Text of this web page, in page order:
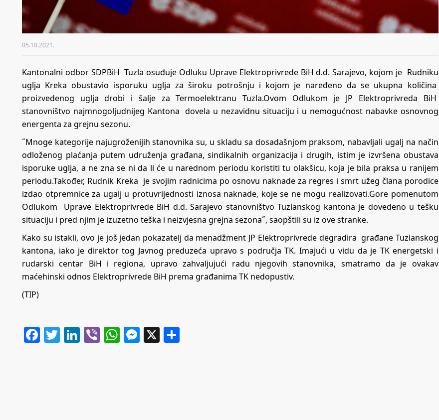
05.10.2021.
Kantonalni odbor SDPBiH Tuzla osuđuje Odluku Uprave Elektroprivrede BiH d.d. Sarajevo, kojom je Rudniku
uglja Kreka obustavio isporuku uglja za široku potrošnju i kojom je naređeno da se ukupna količina
proizvedenog uglja drobi i šalje za Termoelektranu Tuzla.Ovom Odlukom je JP Elektroprivreda BiH
stanovništvo najmnogoljudnijeg Kantona dovela u nezavidnu situaciju i u nemogućnost nabavke osnovnog
energenta za grejnu sezonu.
˝Mnoge kategorije najugroženijih stanovnika su, u skladu sa dosadašnjom praksom, nabavljali ugalj na način
odloženog plaćanja putem udruženja građana, sindikalnih organizacija i drugih, istim je izvršena obustava
isporuke uglja, a ne zna se ni da li će u narednom periodu koristiti tu olakšicu, koja je bila praksa u ranijem
periodu.Također, Rudnik Kreka je svojim radnicima po osnovu naknade za regres i smrt užeg člana porodice
izdao otpremnice za ugalj u protuvrijednosti iznosa naknade, koje se ne mogu realizovati.Gore pomenutom
Odlukom Uprave Elektroprivrede BiH d.d. Sarajevo stanovništvo Tuzlanskog kantona je dovedeno u tešku
situaciju i pred njim je izuzetno teška i neizvjesna grejna sezona˝, saopštili su iz ove stranke.
Kako su istakli, ovo je još jedan pokazatelj da menadžment JP Elektroprivrede degradira građane Tuzlanskog
kantona, iako je direktor tog Javnog preduzeća upravo s područja TK. Imajući u vidu da je TK energetski i
rudarski centar BiH i regiona, upravo zahvaljujući radu njegovih stanovnika, smatramo da je ovakav
maćehinski odnos Elektroprivrede BiH prema građanima TK nedopustiv.
(TIP)
Facebook
Twitter
LinkedIn
ViberWhatsApp
Messenger
X